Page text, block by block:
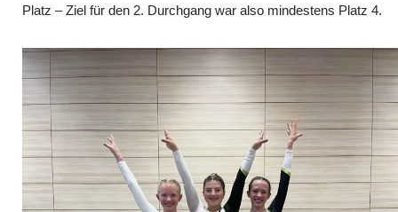
Platz – Ziel für den 2. Durchgang war also mindestens Platz 4.